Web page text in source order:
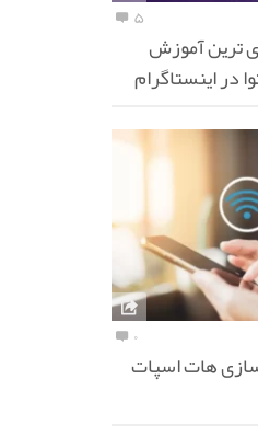
۵
ترین آموزش
در اینستاگرام
۰
هات اسپات